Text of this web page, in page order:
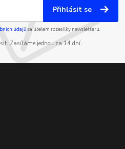
Přihlásit se
údajůza účelem rozesílky newsletteru.
Zasíláme jednou za 14 dní.